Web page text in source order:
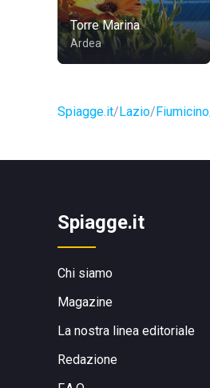
Torre Marina
Ardea
Spiagge.it Lazio Fiumicino
Spiagge.it
Chi siamo
Magazine
La nostra linea editoriale
Redazione